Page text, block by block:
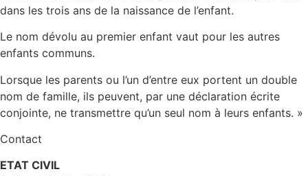
dans les trois ans de la naissance de l’enfant.
Le nom dévolu au premier enfant vaut pour les autres
enfants communs.
Lorsque les parents ou l’un d’entre eux portent un double
nom de famille, ils peuvent, par une déclaration écrite
conjointe, ne transmettre qu’un seul nom à leurs enfants. »
Contact
ETAT CIVIL